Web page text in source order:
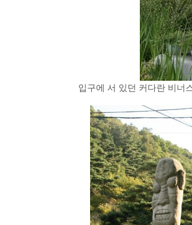
입구에 서 있던 커다란 비너